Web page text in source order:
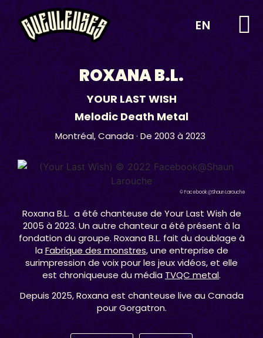
EN
ROXANA B.L.
YOUR LAST WISH
Melodic Death Metal
Montréal,Canada· De 2003 à 2023
© Facebook @Shaun Larouche
Roxana B.L. a été chanteuse de Your Last Wish de
2005 à 2023. Un autre chanteur a été présent à la
fondation du groupe. Roxana B.L. fait du doublage à
laFabrique des monstres, une entreprise de
surimpression de voix pour les jeux vidéos, et elle
est chroniqueuse du média TVQC metal.
Depuis 2025, Roxana est chanteuse live au Canada
pour Gorgatron.